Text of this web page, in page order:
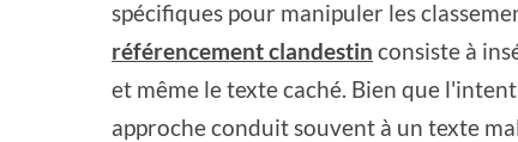
spécifiques pour manipuler les
référencement clandestin consiste à
et même le texte caché. Bien que
approche conduit souvent à un texte